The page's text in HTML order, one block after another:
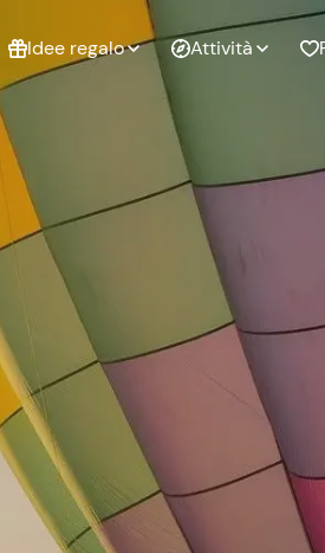
Idee regalo
Esperienze da
regalare
Esperienze di
coppia
Laurea
Attività